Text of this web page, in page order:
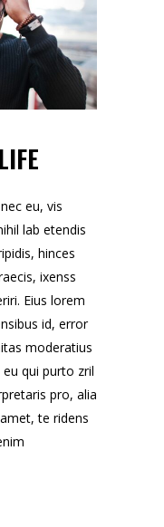
eu, vis
lab etendis
hinces
ixenss
Eius lorem
id, error
moderatius
qui purto zril
pro, alia
te ridens